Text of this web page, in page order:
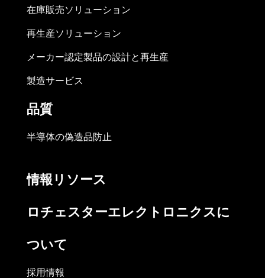
在庫販売ソリューション
再生産ソリューション
メーカー認定製品の設計と再生産
製造サービス
品質
半導体の偽造品防止
情報リソース
ロチェスターエレクトロニクスに
ついて
採用情報